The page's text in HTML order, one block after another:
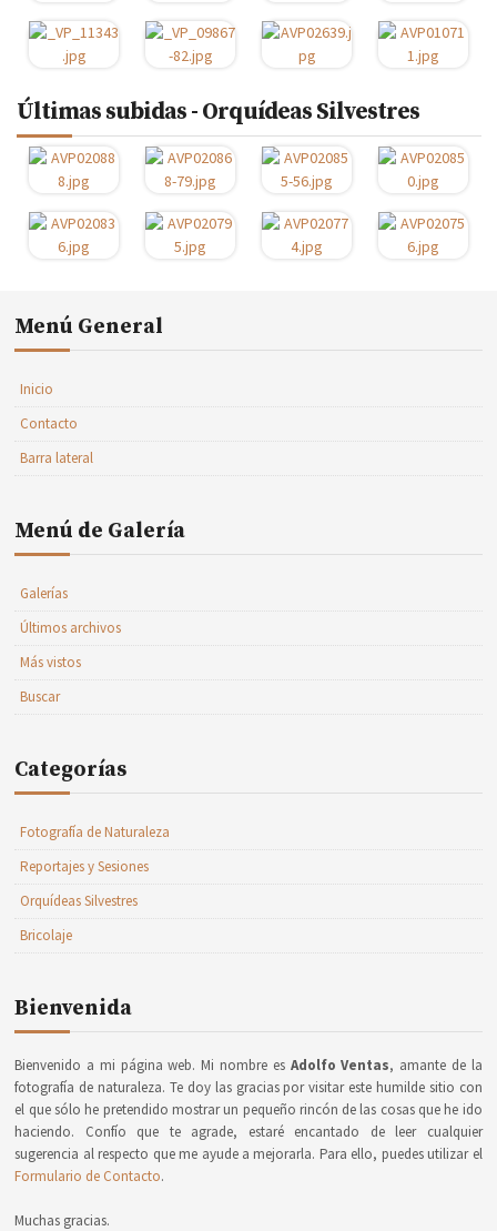
Últimas subidas - Orquídeas Silvestres
Menú General
Inicio
Contacto
Barra lateral
Menú de Galería
Galerías
Últimos archivos
Más vistos
Buscar
Categorías
Fotografía de Naturaleza
Reportajes y Sesiones
Orquídeas Silvestres
Bricolaje
Bienvenida
Bienvenido a mi página web. Mi nombre es Adolfo Ventas, amante de la
fotografía de naturaleza. Te doy las gracias por visitar este humilde sitio con
el que sólo he pretendido mostrar un pequeño rincón de las cosas que he ido
haciendo. Confío que te agrade, estaré encantado de leer cualquier
sugerencia al respecto que me ayude a mejorarla. Para ello, puedes utilizar el
Formulario de Contacto.
Muchas gracias.